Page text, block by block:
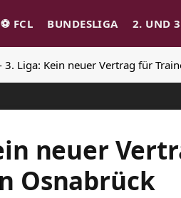
⚽️ FCL BUNDESLIGA 2. UND
3. Liga: Kein neuer Vertrag für
neuer
Osnabrück